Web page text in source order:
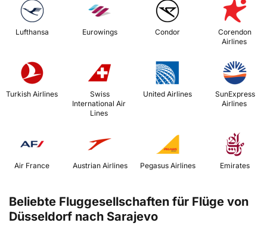
Lufthansa Eurowings Condor
Corendon
Airlines
Turkish Airlines
International Air
Lines
United Airlines
Airlines
Air France Austrian Airlines Emirates
Beliebte Fluggesellschaften für Flüge von
Düsseldorf nach Sarajevo